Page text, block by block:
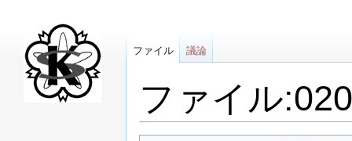
ファイル
ファイル 議論